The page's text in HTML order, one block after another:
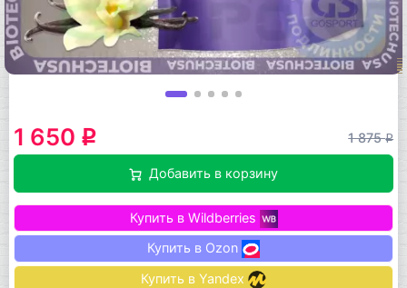
1 650 q 1 875q
Добавить в корзину
Купить в Wildberries
Купить в Ozon
Купить в Yandex